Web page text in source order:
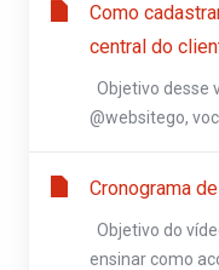
Como
central do
Objetivo desse
@websitego,
Cronograma
Objetivo do
ensinar como